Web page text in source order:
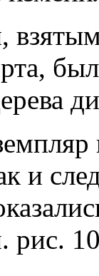
и
рис.